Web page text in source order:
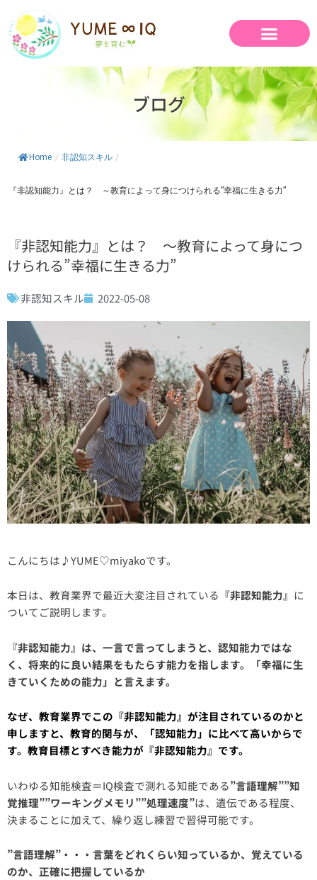
ブログ
Home / 非認知スキル /
『非認知能力』とは？ ～教育によって身につけられる”幸福に生きる力”
『非認知能力』とは？ ～教育によって身につ
けられる”幸福に生きる力”
非認知スキル 2022-05-08
こんにちは♪YUME♡miyakoです。
本日は、教育業界で最近大変注目されている 『非認知能力』 に
ついてご説明します。
『非認知能力』は、一言で言ってしまうと、認知能力ではな
く、将来的に良い結果をもたらす能力を指します。「幸福に生
きていくための能力」と言えます。
なぜ、教育業界でこの『非認知能力』が注目されているのかと
申しますと、教育的関与が、「認知能力」に比べて高いからで
す。教育目標とすべき能力が『非認知能力』です。
いわゆる知能検査＝IQ検査で測れる知能である”言語理解””知
覚推理””ワーキングメモリ””処理速度”は、遺伝である程度、
決まることに加えて、繰り返し練習で習得可能です。
”言語理解”・・・言葉をどれくらい知っているか、覚えている
のか、正確に把握しているか